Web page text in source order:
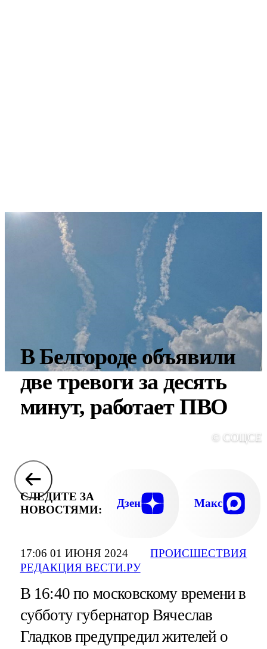
17:06 01 ИЮНЯ 2024
РЕДАКЦИЯ ВЕСТИ.РУ
ПРОИСШЕСТВИЯ
В Белгороде объявили
две тревоги за десять
минут, работает ПВО
©
СЛЕДИТЕ ЗА
НОВОСТЯМИ:
Дзен Макс
В 16:40 по московскому времени в
субботу губернатор Вячеслав
Гладков предупредил жителей о